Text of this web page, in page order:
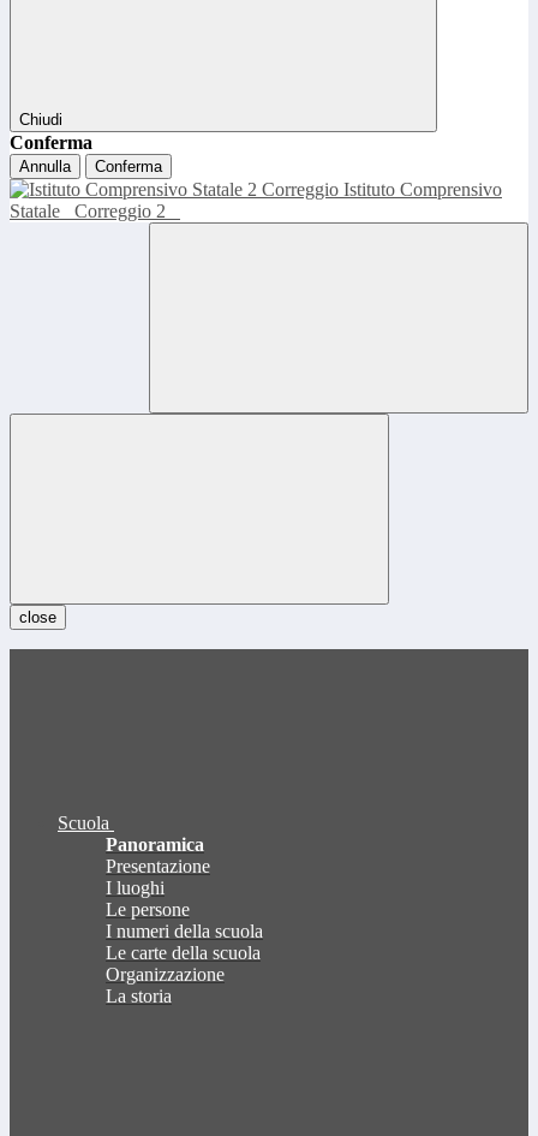
Chiudi
Conferma
Annulla Conferma
Istituto Comprensivo
Statale
Correggio 2
close
Scuola
Panoramica
Presentazione
I luoghi
Le persone
I numeri della scuola
Le carte della scuola
Organizzazione
La storia